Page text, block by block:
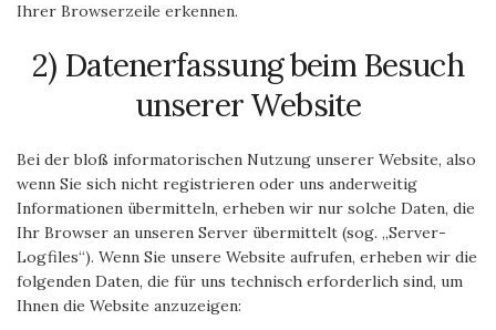
Ihrer Browserzeile erkennen.
2) Datenerfassung beim Besuch
unserer Website
Bei der bloß informatorischen Nutzung unserer Website, also
wenn Sie sich nicht registrieren oder uns anderweitig
Informationen übermitteln, erheben wir nur solche Daten, die
Ihr Browser an unseren Server übermittelt (sog. „Server-
Logfiles“). Wenn Sie unsere Website aufrufen, erheben wir die
folgenden Daten, die für uns technisch erforderlich sind, um
Ihnen die Website anzuzeigen: